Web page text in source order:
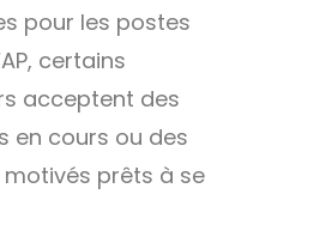
pour les postes
certains
acceptent des
en cours ou des
prêts à se